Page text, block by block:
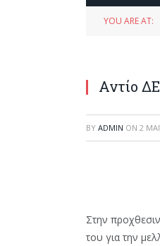
YOU ARE AT:
Αντίο
BY ADMIN ON 2
Στην
του για την